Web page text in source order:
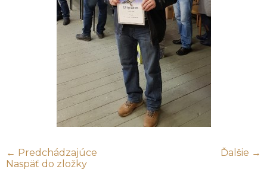
← Predchádzajúce
Ďalšie →
Naspäť do zložky